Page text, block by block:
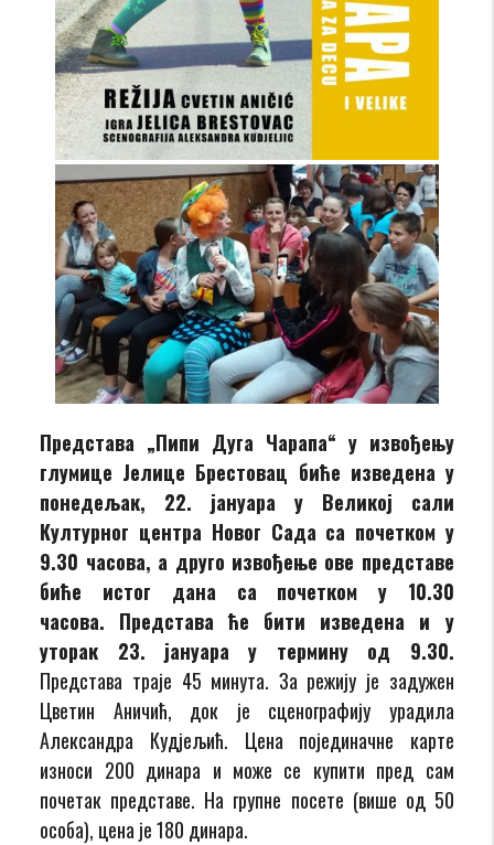
Представа „Пипи Дуга Чарапа“ у извођењу
глумице Јелице Брестовац биће изведена у
понедељак, 22. јануара у Великој сали
Културног центра Новог Сада са почетком у
9.30 часова, а друго извођење ове представе
биће истог дана са почетком у 10.30
часова. Представа ће бити изведена и у
уторак 23. јануара у термину од 9.30.
Представа траје 45 минута. За режију је задужен
Цветин Аничић, док је сценографију урадила
Александра Кудјељић. Цена појединачне карте
износи 200 динара и може се купити пред сам
почетак представе. На групне посете (више од 50
особа), цена је 180 динара.